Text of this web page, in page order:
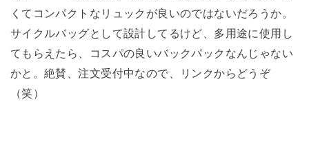
くてコンパクトなリュックが良いのではないだろうか。
サイクルバッグとして設計してるけど、多用途に使用し
てもらえたら、コスパの良いバックパックなんじゃない
かと。絶賛、注文受付中なので、リンクからどうぞ
（笑）